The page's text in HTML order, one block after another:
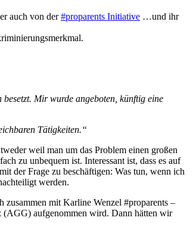
auch von der#proparents Initiative …und ihr
Mir wurde angeboten, künftig eine
Tätigkeiten.“
weil man um das Problem einen großen
zu unbequem ist. Interessant ist, dass es auf
der Frage zu beschäftigen: Was tun, wenn ich
werden.
zusammen mit Karline Wenzel #proparents –
(AGG) aufgenommen wird. Dann hätten wir